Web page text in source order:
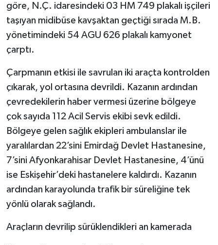
göre, N.Ç. idaresindeki 03 HM 749 plakalı işçileri
taşıyan midibüse kavşaktan geçtiği sırada M.B.
yönetimindeki 54 AGU 626 plakalı kamyonet
çarptı.
Çarpmanın etkisi ile savrulan iki araçta kontrolden
çıkarak, yol ortasına devrildi. Kazanın ardından
çevredekilerin haber vermesi üzerine bölgeye
çok sayıda 112 Acil Servis ekibi sevk edildi.
Bölgeye gelen sağlık ekipleri ambulanslar ile
yaralılardan 22’sini Emirdağ Devlet Hastanesine,
7’sini Afyonkarahisar Devlet Hastanesine, 4’ünü
ise Eskişehir’deki hastanelere kaldırdı. Kazanın
ardından karayolunda trafik bir süreliğine tek
yönlü olarak sağlandı.
Araçların devrilip sürüklendikleri an kamerada